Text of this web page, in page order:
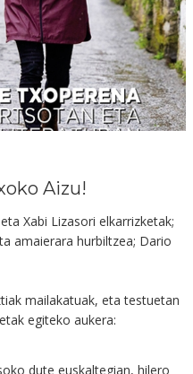
Aizu!
Xabi Lizasori elkarrizketak;
amaierara hurbiltzea; Dario
mailakatuak, eta testuetan
egiteko aukera:
dute euskaltegian, hilero